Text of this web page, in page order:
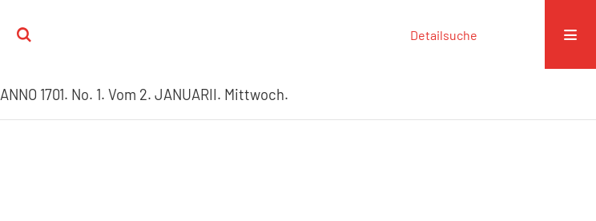
Detailsuche
ANNO 1701. No. 1. Vom 2. JANUARII. Mittwoch.